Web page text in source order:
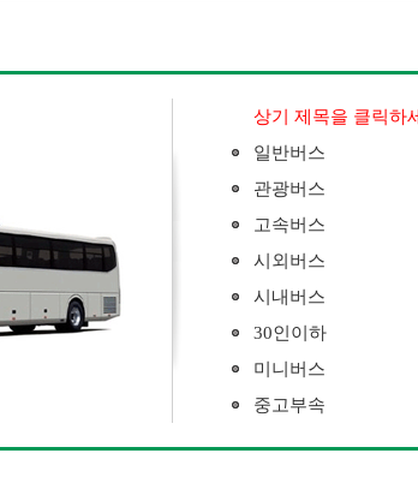
상기 제목을 클릭하
일반버스
관광버스
고속버스
시외버스
시내버스
30인이하
미니버스
중고부속